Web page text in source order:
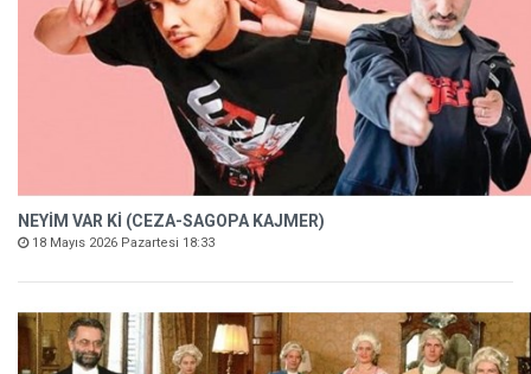
NEYİM VAR Kİ (CEZA-SAGOPA KAJMER)
18 Mayıs 2026 Pazartesi 18:33